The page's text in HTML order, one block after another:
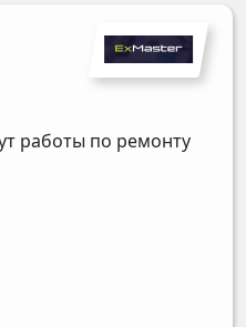
работы по ремонту